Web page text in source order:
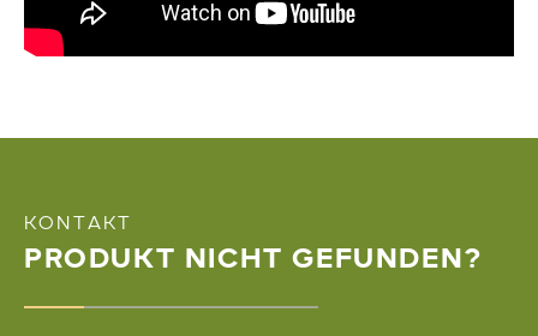
KONTAKT
PRODUKT NICHT GEFUNDEN?